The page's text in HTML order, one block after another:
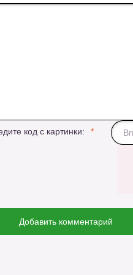
код с картинки:
Добавить комментарий